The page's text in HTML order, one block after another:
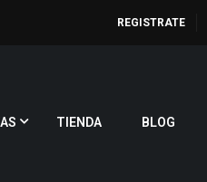
REGISTRATE
TIENDA BLOG